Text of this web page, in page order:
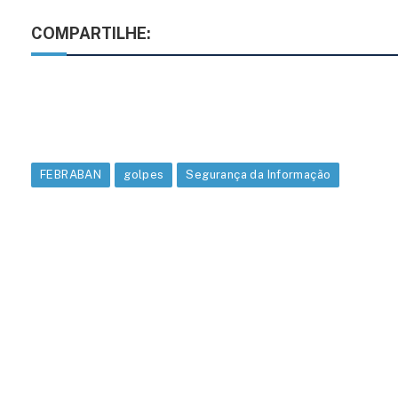
COMPARTILHE:
FEBRABAN golpes Segurança da Informação